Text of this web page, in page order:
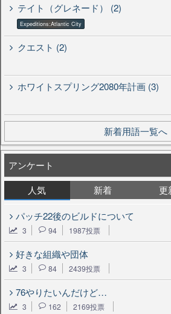
テイト（グレネード） (2)
Expeditions:Atlantic City
クエスト (2)
ホワイトスプリング2080年計画 (3)
新着用語一覧へ
アンケート
人気
新着 更
パッチ22後のビルドについて
3 94 1987投票
好きな組織や団体
3 84 2439投票
76やりたいんだけど…
3 162 2169投票